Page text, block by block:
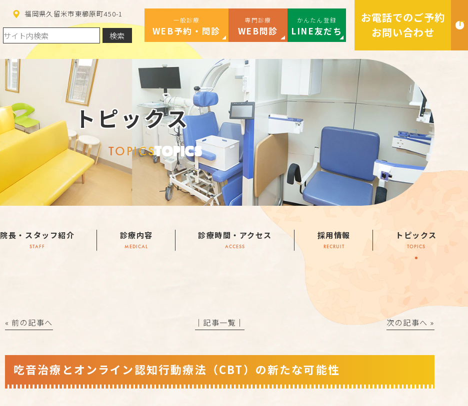
福岡県久留米市東櫛原町450-1
検索
一般診療
WEB予約・問診
専門診療
WEB問診
かんたん登録
LINE友だち
お電話でのご予約
お問い合わせ
トピックス
TOPICSTOPICS
院長・スタッフ紹介
STAFF
診療内容
MEDICAL
診療時間・アクセス
ACCESS
採用情報
RECRUIT
トピックス
TOPICS
« 前の記事へ │記事一覧│ 次の記事へ »
吃音治療とオンライン認知行動療法（CBT）の新たな可能性